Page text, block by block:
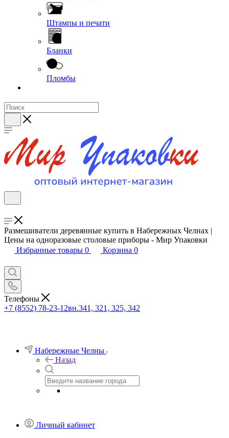
Штампы и печати
Бланки
Пломбы
Размешиватели деревянные купить в Набережных Челнах |
Цены на одноразовые столовые приборы - Мир Упаковки
Избранные товары 0 Корзина 0
Телефоны
+7 (8552) 78-23-12вн.341, 321, 325, 342
Набережные Челны
Назад
Личный кабинет